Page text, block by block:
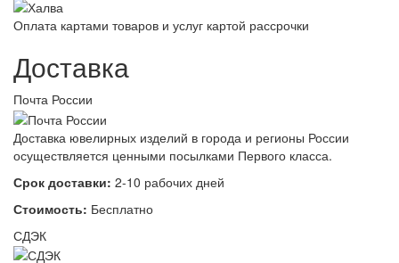
Оплата картами товаров и услуг картой рассрочки
Доставка
Почта России
Доставка ювелирных изделий в города и регионы России
осуществляется ценными посылками Первого класса.
Срок доставки: 2-10 рабочих дней
Стоимость: Бесплатно
СДЭК